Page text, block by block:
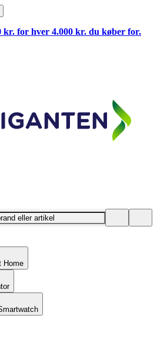
for hver 4.000 kr. du køber for.
Home